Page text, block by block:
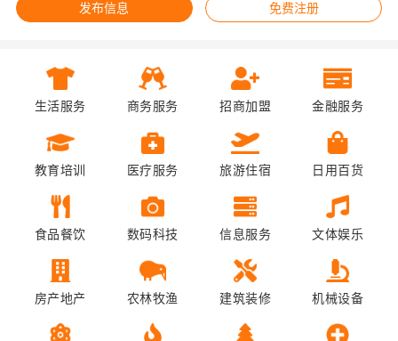
发布信息 免费注册
生活服务 商务服务 招商加盟 金融服务
教育培训 医疗服务 旅游住宿 日用百货
食品餐饮 数码科技 信息服务 文体娱乐
房产地产 农林牧渔 建筑装修 机械设备